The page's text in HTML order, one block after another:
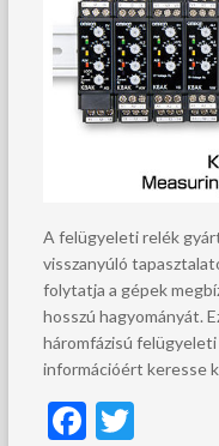
A felügyeleti relék
visszanyúló
folytatja a gépek
hosszú hagyományát.
háromfázisú
információért keresse
F T